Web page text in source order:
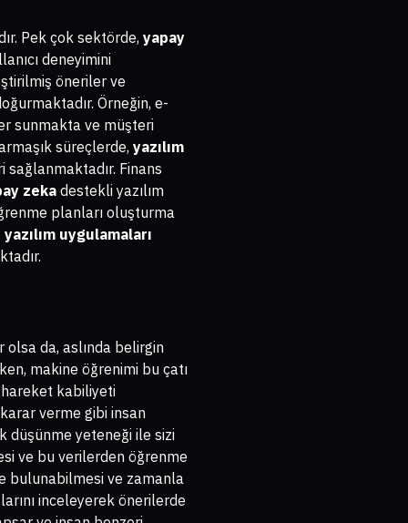
Pek çok sektörde, yapay
deneyimini
öneriler ve
Örneğin, e-
sunmakta ve müşteri
süreçlerde, yazılım
Finans
zeka destekli yazılım
planları oluşturma
yazılım uygulamaları
da, aslında belirgin
makine öğrenimi bu çatı
hareket kabiliyeti
verme gibi insan
düşünme yeteneği ile sizi
ve bu verilerden öğrenme
bulunabilmesi ve zamanla
inceleyerek önerilerde